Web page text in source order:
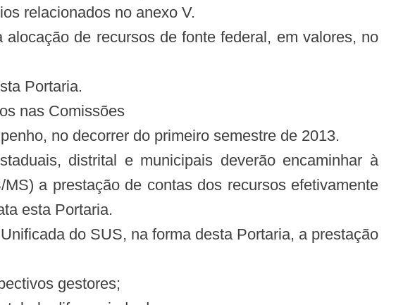
relacionados no anexo V.
de recursos de fonte federal, em valores, no
Portaria.
nas Comissões
no decorrer do primeiro semestre de 2013.
distrital e municipais deverão encaminhar à
a prestação de contas dos recursos efetivamente
esta Portaria.
do SUS, na forma desta Portaria, a prestação
gestores;